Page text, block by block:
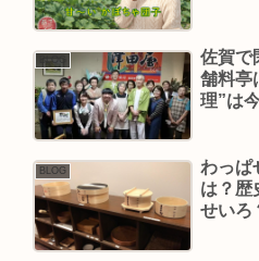
BLOG
佐賀で
舗料亭
理”は
BLOG
わっぱ
は？歴
せいろ